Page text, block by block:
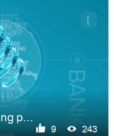
Clear.Bank — landing page
9 243